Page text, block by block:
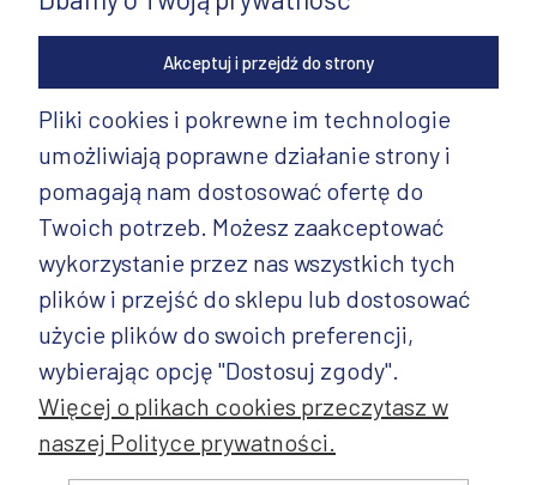
INFORMACJE
PRODUKTY CD.
POZOSTAŁE
Akceptuj i przejdź do strony
Pliki cookies i pokrewne im technologie
umożliwiają poprawne działanie strony i
pomagają nam dostosować ofertę do
Twoich potrzeb. Możesz zaakceptować
wykorzystanie przez nas wszystkich tych
plików i przejść do sklepu lub dostosować
użycie plików do swoich preferencji,
wybierając opcję "Dostosuj zgody".
Więcej o plikach cookies przeczytasz w
naszej Polityce prywatności.